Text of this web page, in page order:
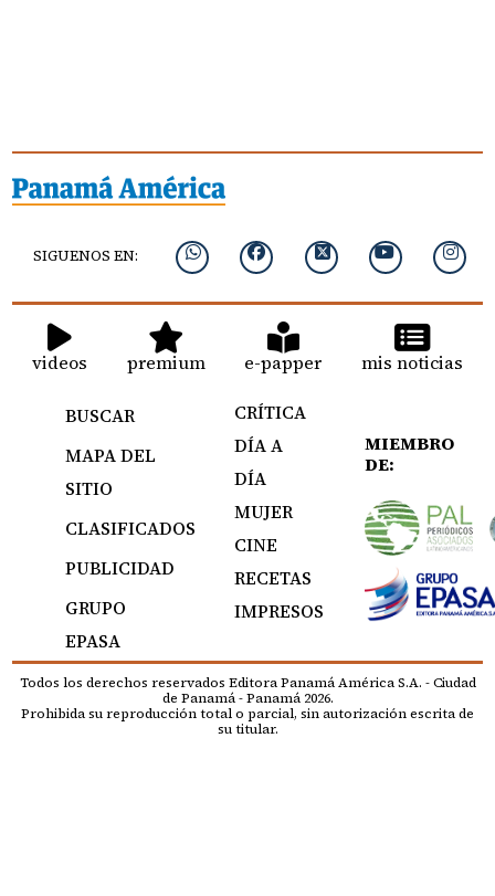
SIGUENOS EN:
videos premium e-papper mis noticias
BUSCAR
MAPA DEL
SITIO
CLASIFICADOS
PUBLICIDAD
GRUPO
EPASA
CRÍTICA
DÍA A
DÍA
MUJER
CINE
RECETAS
IMPRESOS
MIEMBRO
DE:
Todos los derechos reservados Editora Panamá América S.A. - Ciudad
de Panamá - Panamá 2026.
Prohibida su reproducción total o parcial, sin autorización escrita de
su titular.